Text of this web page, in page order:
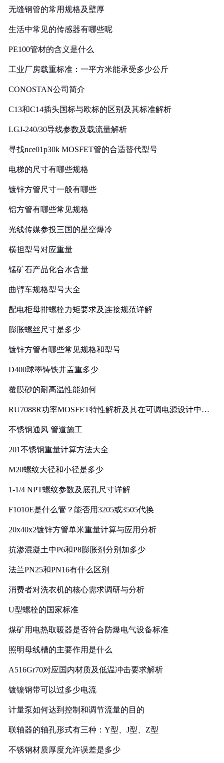
无缝钢管的常用规格及壁厚
生活中常见的传感器有哪些呢
PE100管材的含义是什么
工业厂房载重标准：一平方米能承受多少公斤
CONOSTAN公司简介
C13和C14插头国标与欧标的区别及其标准解析
LGJ-240/30导线参数及载流量解析
寻找nce01p30k MOSFET管的合适替代型号
电梯的尺寸有哪些规格
镀锌方管尺寸一般有哪些
铝方管有哪些常见规格
光线传媒参投三国的星空爆冷
横担型号对应重量
锰矿石产品化合水含量
曲臂车规格型号大全
配电柜母排螺栓力矩要求及连接规范详解
膨胀螺丝尺寸是多少
镀锌方管有哪些常见规格和型号
D400球墨铸铁井盖重多少
覆膜砂的耐高温性能如何
RU7088R功率MOSFET特性解析及其在可调电源设计中的
不锈钢通风 管道施工
201不锈钢重量计算方法大全
M20螺纹大径和小径是多少
1-1/4 NPT螺纹参数及底孔尺寸详解
F1010E是什么管？能否用3205或3505代换
20x40x2镀锌方管单米重量计算与应用分析
抗渗混凝土中P6和P8膨胀剂分别加多少
法兰PN25和PN16有什么区别
消费者对洗衣机的核心需求调研与分析
U型螺栓的国家标准
煤矿用电热取暖器是否符合防爆电气设备标准
照明母线槽的主要作用是什么
A516Gr70对应国内材质及低温冲击要求解析
镀镍钢带可以过多少电流
计量泵如何达到控制和调节流量的目的
联轴器的轴孔形式有三种：Y型、J型、Z型
不锈钢材质厚度允许误差是多少